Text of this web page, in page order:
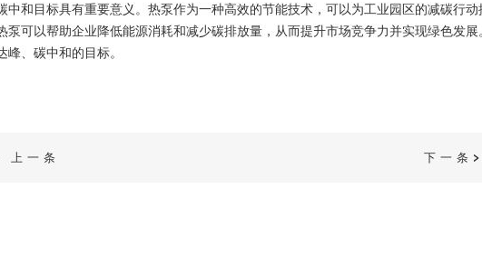
中和目标具有重要意义。热泵作为一种高效的节能技术，可以为工业园区的减碳行
泵可以帮助企业降低能源消耗和减少碳排放量，从而提升市场竞争力并实现绿色发
、碳中和的目标。
上一条 下一条